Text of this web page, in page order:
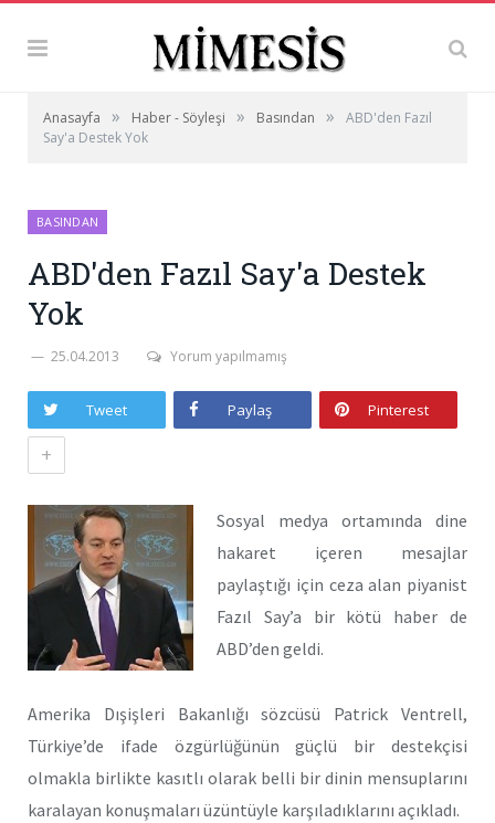
Anasayfa » Haber - Söyleşi » Basından »
ABD'den Fazıl
Say'a Destek Yok
BASINDAN
ABD'den Fazıl Say'a Destek
Yok
25.04.2013 Yorum yapılmamış
Tweet Paylaş Pinterest
+
Sosyal medya ortamında dine
hakaret içeren mesajlar
paylaştığı için ceza alan piyanist
Fazıl Say’a bir kötü haber de
ABD’den geldi.
Amerika Dışişleri Bakanlığı sözcüsü Patrick Ventrell,
Türkiye’de ifade özgürlüğünün güçlü bir destekçisi
olmakla birlikte kasıtlı olarak belli bir dinin mensuplarını
karalayan konuşmaları üzüntüyle karşıladıklarını açıkladı.